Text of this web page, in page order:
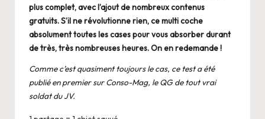
plus complet, avec l’ajout de nombreux contenus
gratuits. S’il ne révolutionne rien, ce multi coche
absolument toutes les cases pour vous absorber durant
de très, très nombreuses heures. On en redemande !
Comme c’est quasiment toujours le cas, ce test a été
publié en premier sur Conso-Mag, le QG de tout vrai
soldat du JV.